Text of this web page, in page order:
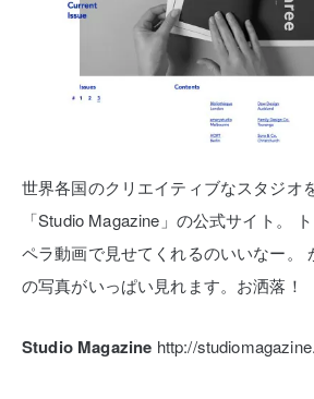
世界各国のクリエイティブなスタジオ
「Studio Magazine」の公式サイト。
ペラ動画で見せてくれるのいいなー。
の写真がいっぱい見れます。お洒落！
Studio Magazine http://